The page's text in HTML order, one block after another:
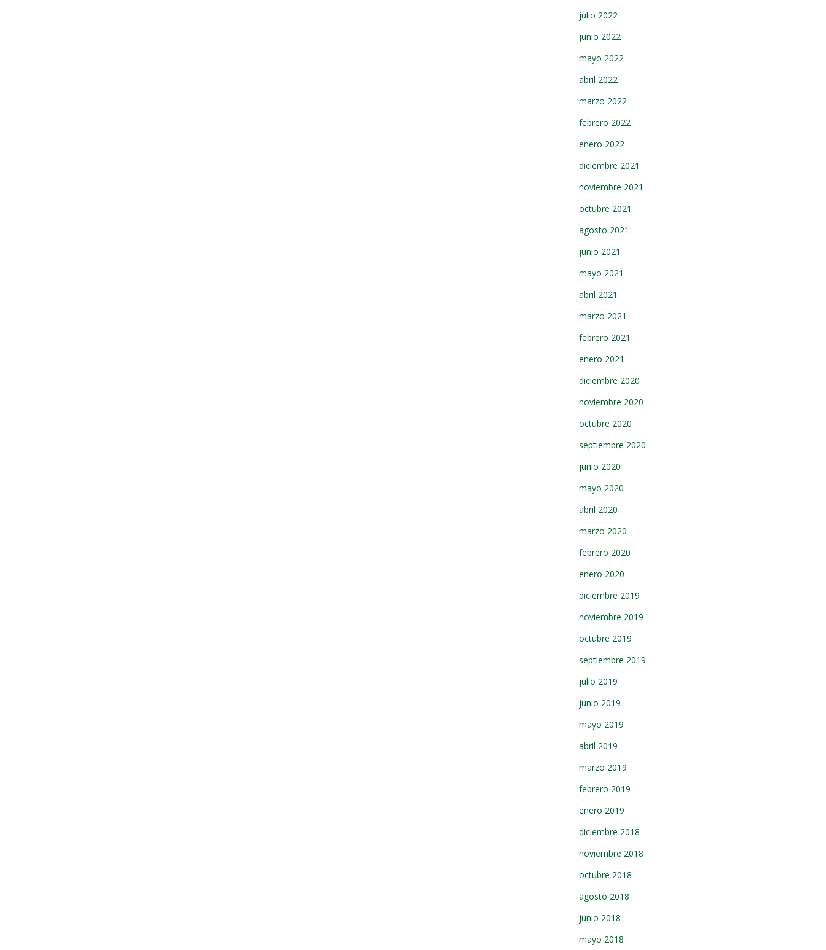
julio 2022
junio 2022
mayo 2022
abril 2022
marzo 2022
febrero 2022
enero 2022
diciembre 2021
noviembre 2021
octubre 2021
agosto 2021
junio 2021
mayo 2021
abril 2021
marzo 2021
febrero 2021
enero 2021
diciembre 2020
noviembre 2020
octubre 2020
septiembre 2020
junio 2020
mayo 2020
abril 2020
marzo 2020
febrero 2020
enero 2020
diciembre 2019
noviembre 2019
octubre 2019
septiembre 2019
julio 2019
junio 2019
mayo 2019
abril 2019
marzo 2019
febrero 2019
enero 2019
diciembre 2018
noviembre 2018
octubre 2018
agosto 2018
junio 2018
mayo 2018